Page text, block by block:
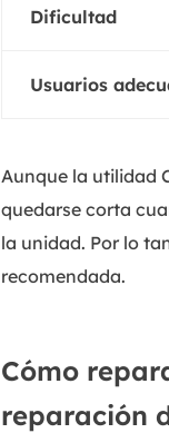
Dificultad
Usuarios
Aunque la utilidad
quedarse corta
la unidad. Por lo
recomendada.
Cómo
reparación